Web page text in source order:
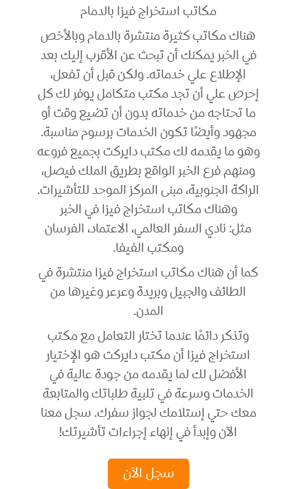
مكاتب استخراج فيزا بالدمام
هناك مكاتب كثيرة منتشرة بالدمام وبالأخص
في الخبر يمكنك أن تبحث عن الأقرب إليك بعد
الإطلاع علي خدماته. ولكن قبل أن تفعل،
إحرص علي أن تجد مكتب متكامل يوفر لك كل
ما تحتاجه من خدماته بدون أن تضيع وقت أو
مجهود وأيضًا تكون الخدمات برسوم مناسبة.
وهو ما يقدمه لك مكتب دايركت بجميع فروعه
ومنهم فرع الخبر الواقع بطريق الملك فيصل،
الراكة الجنوبية، مبنى المركز الموحد للتأشيرات.
وهناك مكاتب استخراج فيزا في الخبر
مثل: نادي السفر العالمي، الاعتماد، الفرسان
ومكتب الفيفا.
كما أن هناك مكاتب استخراج فيزا منتشرة في
الطائف والجبيل وبريدة وعرعر وغيرها من
المدن.
وتذكر دائمًا عندما تختار التعامل مع مكتب
استخراج فيزا أن مكتب دايركت هو الإختيار
الأفضل لك لما يقدمه من جودة عالية في
الخدمات وسرعة في تلبية طلباتك والمتابعة
معك حتي إستلامك لجواز سفرك. سجل معنا
الآن وإبدأ في إنهاء إجراءات تأشيرتك!
سجل الآن